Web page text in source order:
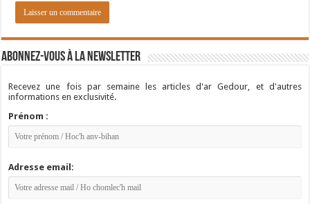
Abonnez-vous à la newsletter
Recevez une fois par semaine les articles d'ar Gedour, et d'autres
informations en exclusivité.
Prénom :
Adresse email: